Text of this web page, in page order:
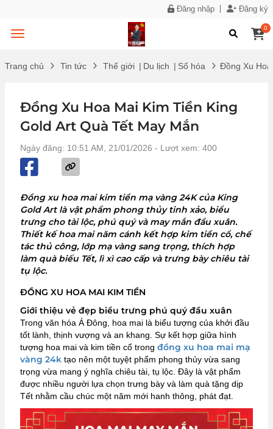
Đăng nhập Đăng ký
0
Trang chủ Tin tức Thế giới | Du lịch | Số hóa Đồng Xu
Đồng Xu Hoa Mai Kim Tiền King
Gold Art Quà Tết May Mắn
Ngày đăng: 10:51 AM, 21/01/2026 - Lượt xem: 400
Đồng xu hoa mai kim tiền mạ vàng 24K của King
Gold Art là vật phẩm phong thủy tinh xảo, biểu
trưng cho tài lộc, phú quý và may mắn đầu xuân.
Thiết kế hoa mai năm cánh kết hợp kim tiền cổ, chế
tác thủ công, lớp mạ vàng sang trọng, thích hợp
làm quà biếu Tết, lì xì cao cấp và trưng bày chiêu tài
tụ lộc.
ĐỒNG XU HOA MAI KIM TIỀN
Giới thiệu vẻ đẹp biểu trưng phú quý đầu xuân
Trong văn hóa Á Đông, hoa mai là biểu tượng của khởi đầu
tốt lành, thịnh vượng và an khang. Sự kết hợp giữa hình
tượng hoa mai và kim tiền cổ trong đồng xu hoa mai mạ
vàng 24k tạo nên một tuyệt phẩm phong thủy vừa sang
trọng vừa mang ý nghĩa chiêu tài, tụ lộc. Đây là vật phẩm
được nhiều người lựa chọn trưng bày và làm quà tặng dịp
Tết nhằm cầu chúc một năm mới hanh thông, phát đạt.